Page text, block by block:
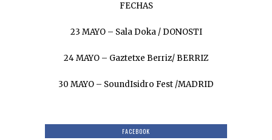
FECHAS
23 MAYO – Sala Doka / DONOSTI
24 MAYO – Gaztetxe Berriz/ BERRIZ
30 MAYO – SoundIsidro Fest /MADRID
FACEBOOK